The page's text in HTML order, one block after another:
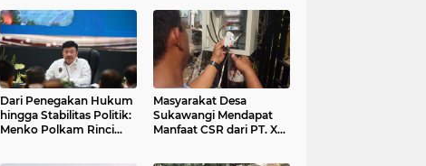
Dari Penegakan Hukum
hingga Stabilitas Politik:
Menko Polkam Rinci
Masyarakat Desa
Sukawangi Mendapat
Manfaat CSR dari PT. XL-